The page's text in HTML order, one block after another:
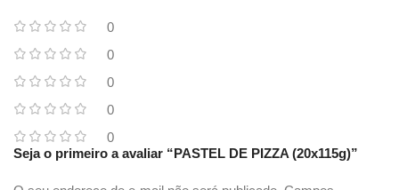
0
0
0
0
0
Seja o primeiro a avaliar “PASTEL DE PIZZA (20x115g)”